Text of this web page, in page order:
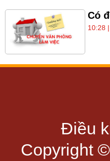
Có
10:28
Điều
Copyright ©